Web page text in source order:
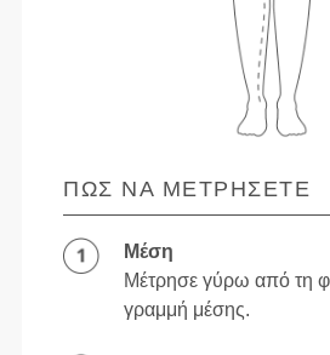
ΠΏΣ ΝΑ ΜΕΤΡΉΣΕΤΕ
Μέση
Μέτρησε γύρω από τη
γραμμή μέσης.